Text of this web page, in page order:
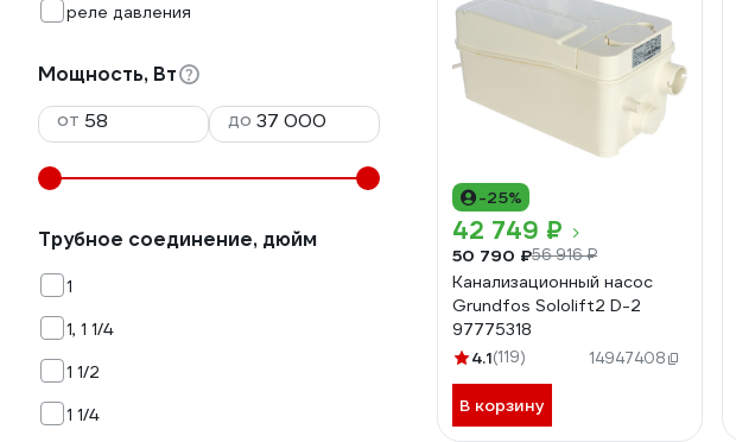
реле давления
Мощность, Вт
от
до
Трубное соединение, дюйм
1
1, 1 1/4
1 1/2
1 1/4
-25%
42 749 ₽
50 790 ₽56 916 ₽
Канализационный насос
Grundfos Sololift2 D-2
97775318
4.1(119) 14947408
В корзину